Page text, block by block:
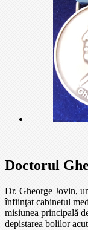
Doctorul
Dr. Gheorge Jovin,
înfiinţat cabinetul
misiunea principală
depistarea bolilor